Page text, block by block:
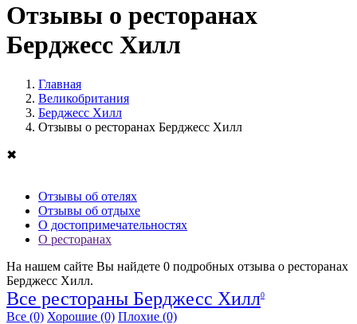
Отзывы о ресторанах
Берджесс Хилл
Главная
Великобритания
Берджесс Хилл
Отзывы о ресторанах Берджесс Хилл
✖
Отзывы об отелях
Отзывы об отдыхе
О достопримечательностях
О ресторанах
На нашем сайте Вы найдете 0 подробных отзыва о ресторанах
Берджесс Хилл.
Все рестораны Берджесс Хилл0
Все (0) Хорошие (0) Плохие (0)